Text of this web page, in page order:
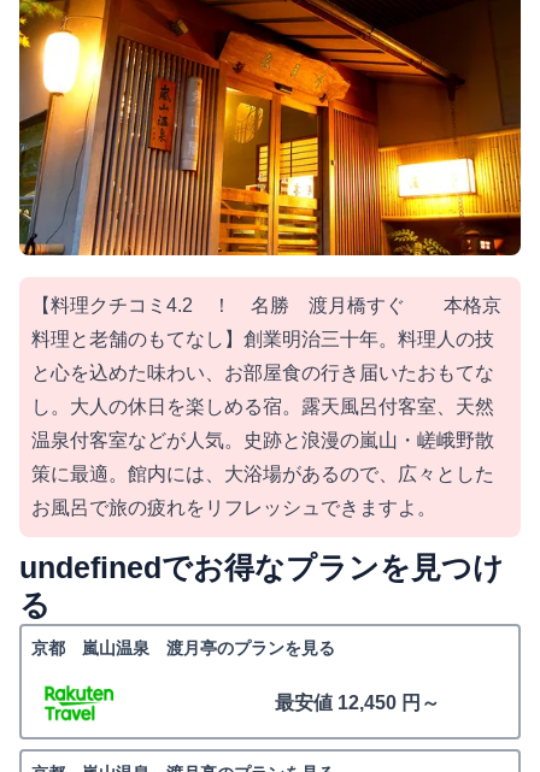
【料理クチコミ4.2 ！ 名勝 渡月橋すぐ 本格京
料理と老舗のもてなし】創業明治三十年。料理人の技
と心を込めた味わい、お部屋食の行き届いたおもてな
し。大人の休日を楽しめる宿。露天風呂付客室、天然
温泉付客室などが人気。史跡と浪漫の嵐山・嵯峨野散
策に最適。館内には、大浴場があるので、広々とした
お風呂で旅の疲れをリフレッシュできますよ。
undefinedでお得なプランを見つけ
る
京都 嵐山温泉 渡月亭のプランを見る
最安値 12,450 円～